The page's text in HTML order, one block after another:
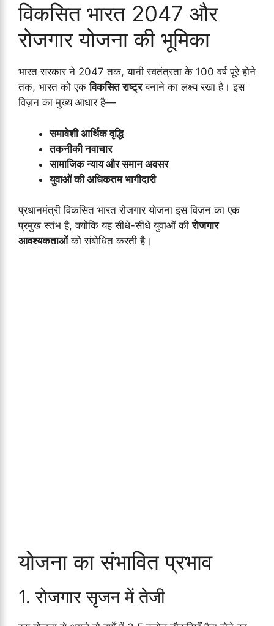
विकसित भारत 2047 और
रोजगार योजना की भूमिका
भारत सरकार ने 2047 तक, यानी स्वतंत्रता के 100 वर्ष पूरे होने
तक, भारत को एकविकसित राष्ट्रबनाने का लक्ष्य रखा है। इस
विज़न का मुख्य आधार है—
समावेशी आर्थिक वृद्धि
तकनीकी नवाचार
सामाजिक न्याय और समान अवसर
युवाओं की अधिकतम भागीदारी
प्रधानमंत्री विकसित भारत रोजगार योजना इस विज़न का एक
प्रमुख स्तंभ है, क्योंकि यह सीधे-सीधे युवाओं कीरोजगार
आवश्यकताओंको संबोधित करती है।
योजना का संभावित प्रभाव
1. रोजगार सृजन में तेजी